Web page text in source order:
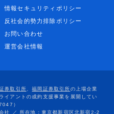
情報セキュリティポリシー
反社会的勢力排除ポリシー
お問い合わせ
運営会社情報